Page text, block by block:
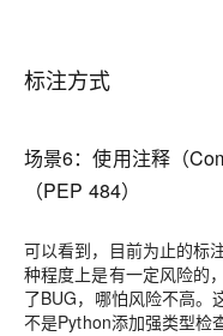
标注方式
场景6：使用注释（
（PEP 484）
可以看到，目前为止的标
种程度上是有一定风险的
了BUG，哪怕风险不高。
不是Python添加强类型检